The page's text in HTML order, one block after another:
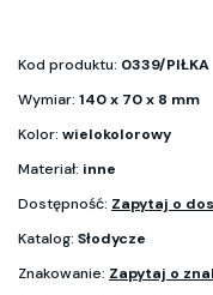
Kod produktu: 0339/PIŁKA
Wymiar: 140 x 70 x 8 mm
Kolor: wielokolorowy
Materiał: inne
Dostępność: Zapytaj o
Katalog: Słodycze
Znakowanie: Zapytaj o